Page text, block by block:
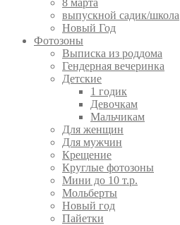
8 марта
выпускной садик/школа
Новый Год
Фотозоны
Выписка из роддома
Гендерная вечеринка
Детские
1 годик
Девочкам
Мальчикам
Для женщин
Для мужчин
Крещение
Круглые фотозоны
Мини до 10 т.р.
Мольберты
Новый год
Пайетки